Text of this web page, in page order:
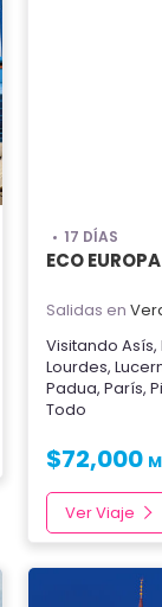
17 DÍAS
ECO
Salidas en
VisitandoAsís,
Lourdes,
Padua,París,
Todo
$72,000
Ver Viaje